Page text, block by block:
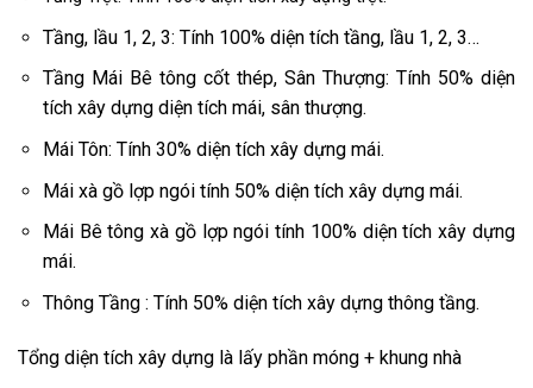
Tầng, lầu 1, 2, 3: Tính 100% diện tích tầng, lầu 1, 2, 3…
Tầng Mái Bê tông cốt thép, Sân Thượng: Tính 50% diện
tích xây dựng diện tích mái, sân thượng.
Mái Tôn: Tính 30% diện tích xây dựng mái.
Mái xà gồ lợp ngói tính 50% diện tích xây dựng mái.
Mái Bê tông xà gồ lợp ngói tính 100% diện tích xây dựng
mái.
Thông Tầng : Tính 50% diện tích xây dựng thông tầng.
Tổng diện tích xây dựng là lấy phần móng + khung nhà